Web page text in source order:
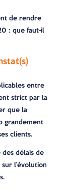
de rendre
: que faut-il
entre
strict par la
que la
grandement
clients.
des délais de
l’évolution